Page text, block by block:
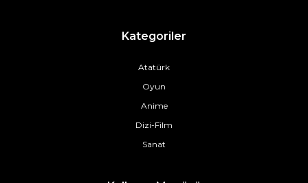
Kategoriler
Atatürk
Oyun
Anime
Dizi-Film
Sanat